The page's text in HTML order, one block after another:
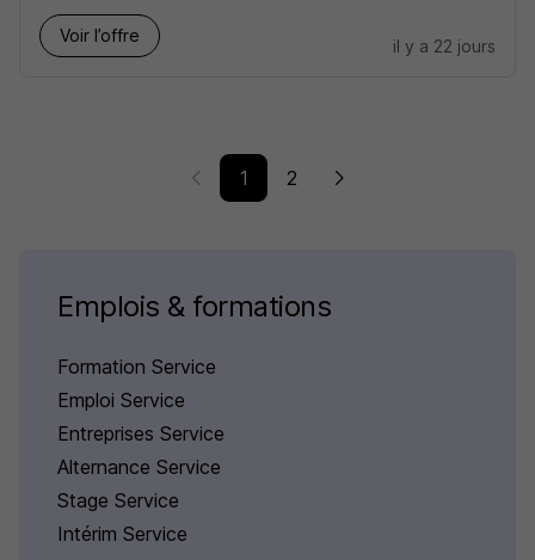
Voir l’offre
il y a 22 jours
1 2
Emplois & formations
Formation Service
Emploi Service
Entreprises Service
Alternance Service
Stage Service
Intérim Service